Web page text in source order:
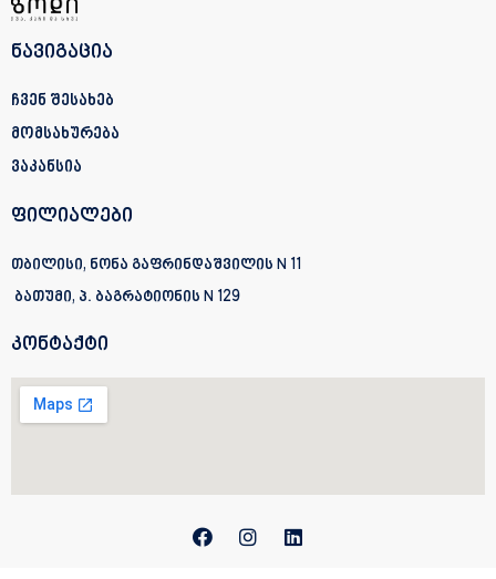
ნავიგაცია
ჩვენ შესახებ
მომსახურება
ვაკანსია
ფილიალები
თბილისი, ნონა გაფრინდაშვილის N 11
ბათუმი, პ. ბაგრატიონის N 129
კონტაქტი